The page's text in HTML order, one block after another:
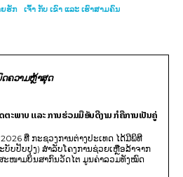
ຍຮັກ
ເຈົ້າ ກັບ ເຂົາ ແລະ ເຮົາສາມຄົນ
ດຄວາມຫຼ້າສຸດ
ະພາບ ແລະ ການຮ່ວມມືອັນດີງາມ ກໍຄືການເປັນຄູ່
ທີ່ ກະຊວງການຕ່າງປະເທດ ໄດ້ມີພິທີ
ບັບປັບປຸງ) ສໍາລັບໂຄງການຊ່ວຍເຫຼືອລ້າຈາກ
ະໜາມບິນສາກົນວັດໄຕ ມູນຄ່າລວມທັງໝົດ